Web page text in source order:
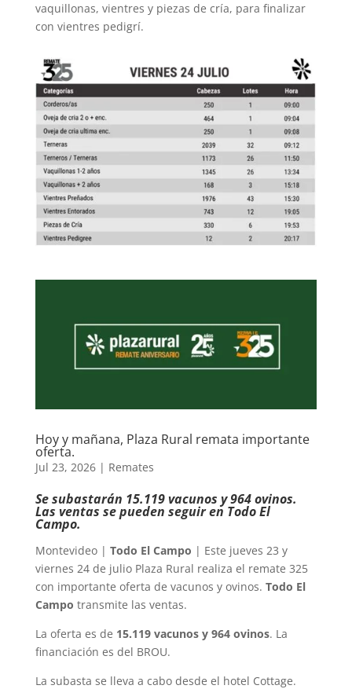
vaquillonas, vientres y piezas de cría, para finalizar
con vientres pedigrí.
Hoy y mañana, Plaza Rural remata importante
oferta.
Jul 23, 2026| Remates
Se subastarán 15.119 vacunos y 964 ovinos.
Las ventas se pueden seguir en Todo El
Campo.
Montevideo | Todo El Campo | Este jueves 23 y
viernes 24 de julio Plaza Rural realiza el remate 325
con importante oferta de vacunos y ovinos. Todo El
Campo transmite las ventas.
La oferta es de 15.119 vacunos y 964 ovinos. La
financiación es del BROU.
La subasta se lleva a cabo desde el hotel Cottage.